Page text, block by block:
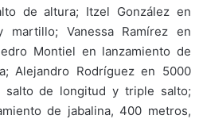
de altura; Itzel González en
martillo; Vanessa Ramírez en
Montiel en lanzamiento de
Alejandro Rodríguez en 5000
salto de longitud y triple salto;
de jabalina, 400 metros,